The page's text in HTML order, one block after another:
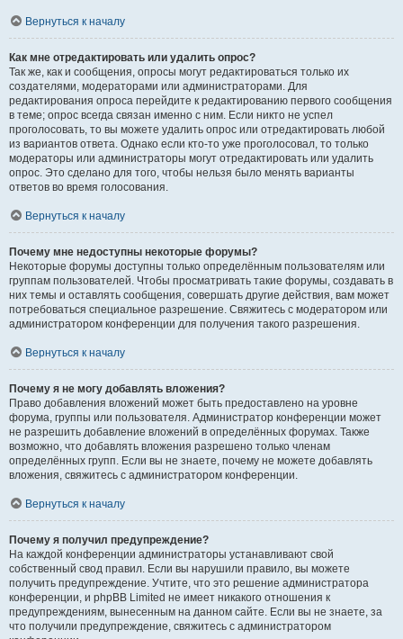
Вернуться к началу
Как мне отредактировать или удалить опрос?
Так же, как и сообщения, опросы могут редактироваться только их
создателями, модераторами или администраторами. Для
редактирования опроса перейдите к редактированию первого сообщения
в теме; опрос всегда связан именно с ним. Если никто не успел
проголосовать, то вы можете удалить опрос или отредактировать любой
из вариантов ответа. Однако если кто-то уже проголосовал, то только
модераторы или администраторы могут отредактировать или удалить
опрос. Это сделано для того, чтобы нельзя было менять варианты
ответов во время голосования.
Вернуться к началу
Почему мне недоступны некоторые форумы?
Некоторые форумы доступны только определённым пользователям или
группам пользователей. Чтобы просматривать такие форумы, создавать в
них темы и оставлять сообщения, совершать другие действия, вам может
потребоваться специальное разрешение. Свяжитесь с модератором или
администратором конференции для получения такого разрешения.
Вернуться к началу
Почему я не могу добавлять вложения?
Право добавления вложений может быть предоставлено на уровне
форума, группы или пользователя. Администратор конференции может
не разрешить добавление вложений в определённых форумах. Также
возможно, что добавлять вложения разрешено только членам
определённых групп. Если вы не знаете, почему не можете добавлять
вложения, свяжитесь с администратором конференции.
Вернуться к началу
Почему я получил предупреждение?
На каждой конференции администраторы устанавливают свой
собственный свод правил. Если вы нарушили правило, вы можете
получить предупреждение. Учтите, что это решение администратора
конференции, и phpBB Limited не имеет никакого отношения к
предупреждениям, вынесенным на данном сайте. Если вы не знаете, за
что получили предупреждение, свяжитесь с администратором